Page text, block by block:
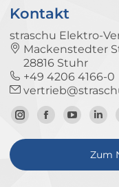
Kontakt
straschu Elektro-
Mackenstedter
28816 Stuhr
+49 4206 4166-0
Zum
Instagram-
Zur
Facebook-
Zum
KanalZum